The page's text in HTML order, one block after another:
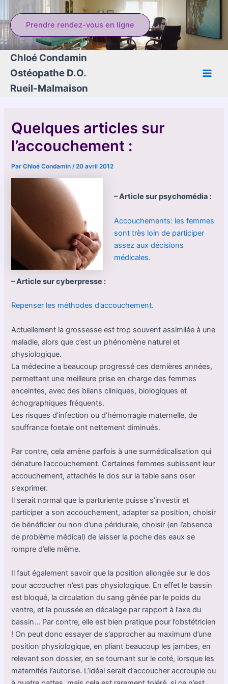
au
contenu
Prendre rendez-vous en ligne
Chloé Condamin
Ostéopathe D.O.
Rueil-Malmaison
Quelques articles sur
l’accouchement :
ParChloé Condamin /20 avril 2012
– Article sur psychomédia :
Accouchements: les femmes
sont très loin de participer
assez aux décisions
médicales.
– Article sur cyberpresse :
Repenser les méthodes d’accouchement.
Actuellement la grossesse est trop souvent assimilée à une
maladie, alors que c’est un phénomène naturel et
physiologique.
La médecine a beaucoup progressé ces dernières années,
permettant une meilleure prise en charge des femmes
enceintes, avec des bilans cliniques, biologiques et
échographiques fréquents.
Les risques d’infection ou d’hémorragie maternelle, de
souffrance foetale ont nettement diminués.
Par contre, cela amène parfois à une surmédicalisation qui
dénature l’accouchement. Certaines femmes subissent leur
accouchement, attachés le dos sur la table sans oser
s’exprimer.
Il serait normal que la parturiente puisse s’investir et
participer a son accouchement, adapter sa position, choisir
de bénéficier ou non d’une péridurale, choisir (en l’absence
de problème médical) de laisser la poche des eaux se
rompre d’elle même.
Il faut également savoir que la position allongée sur le dos
pour accoucher n’est pas physiologique. En effet le bassin
est bloqué, la circulation du sang gênée par le poids du
ventre, et la poussée en décalage par rapport à l’axe du
bassin… Par contre, elle est bien pratique pour l’obstétricien
! On peut donc essayer de s’approcher au maximum d’une
position physiologique, en pliant beaucoup les jambes, en
relevant son dossier, en se tournant sur le coté, lorsque les
maternités l’autorise. L’idéal serait d’accoucher accroupie ou